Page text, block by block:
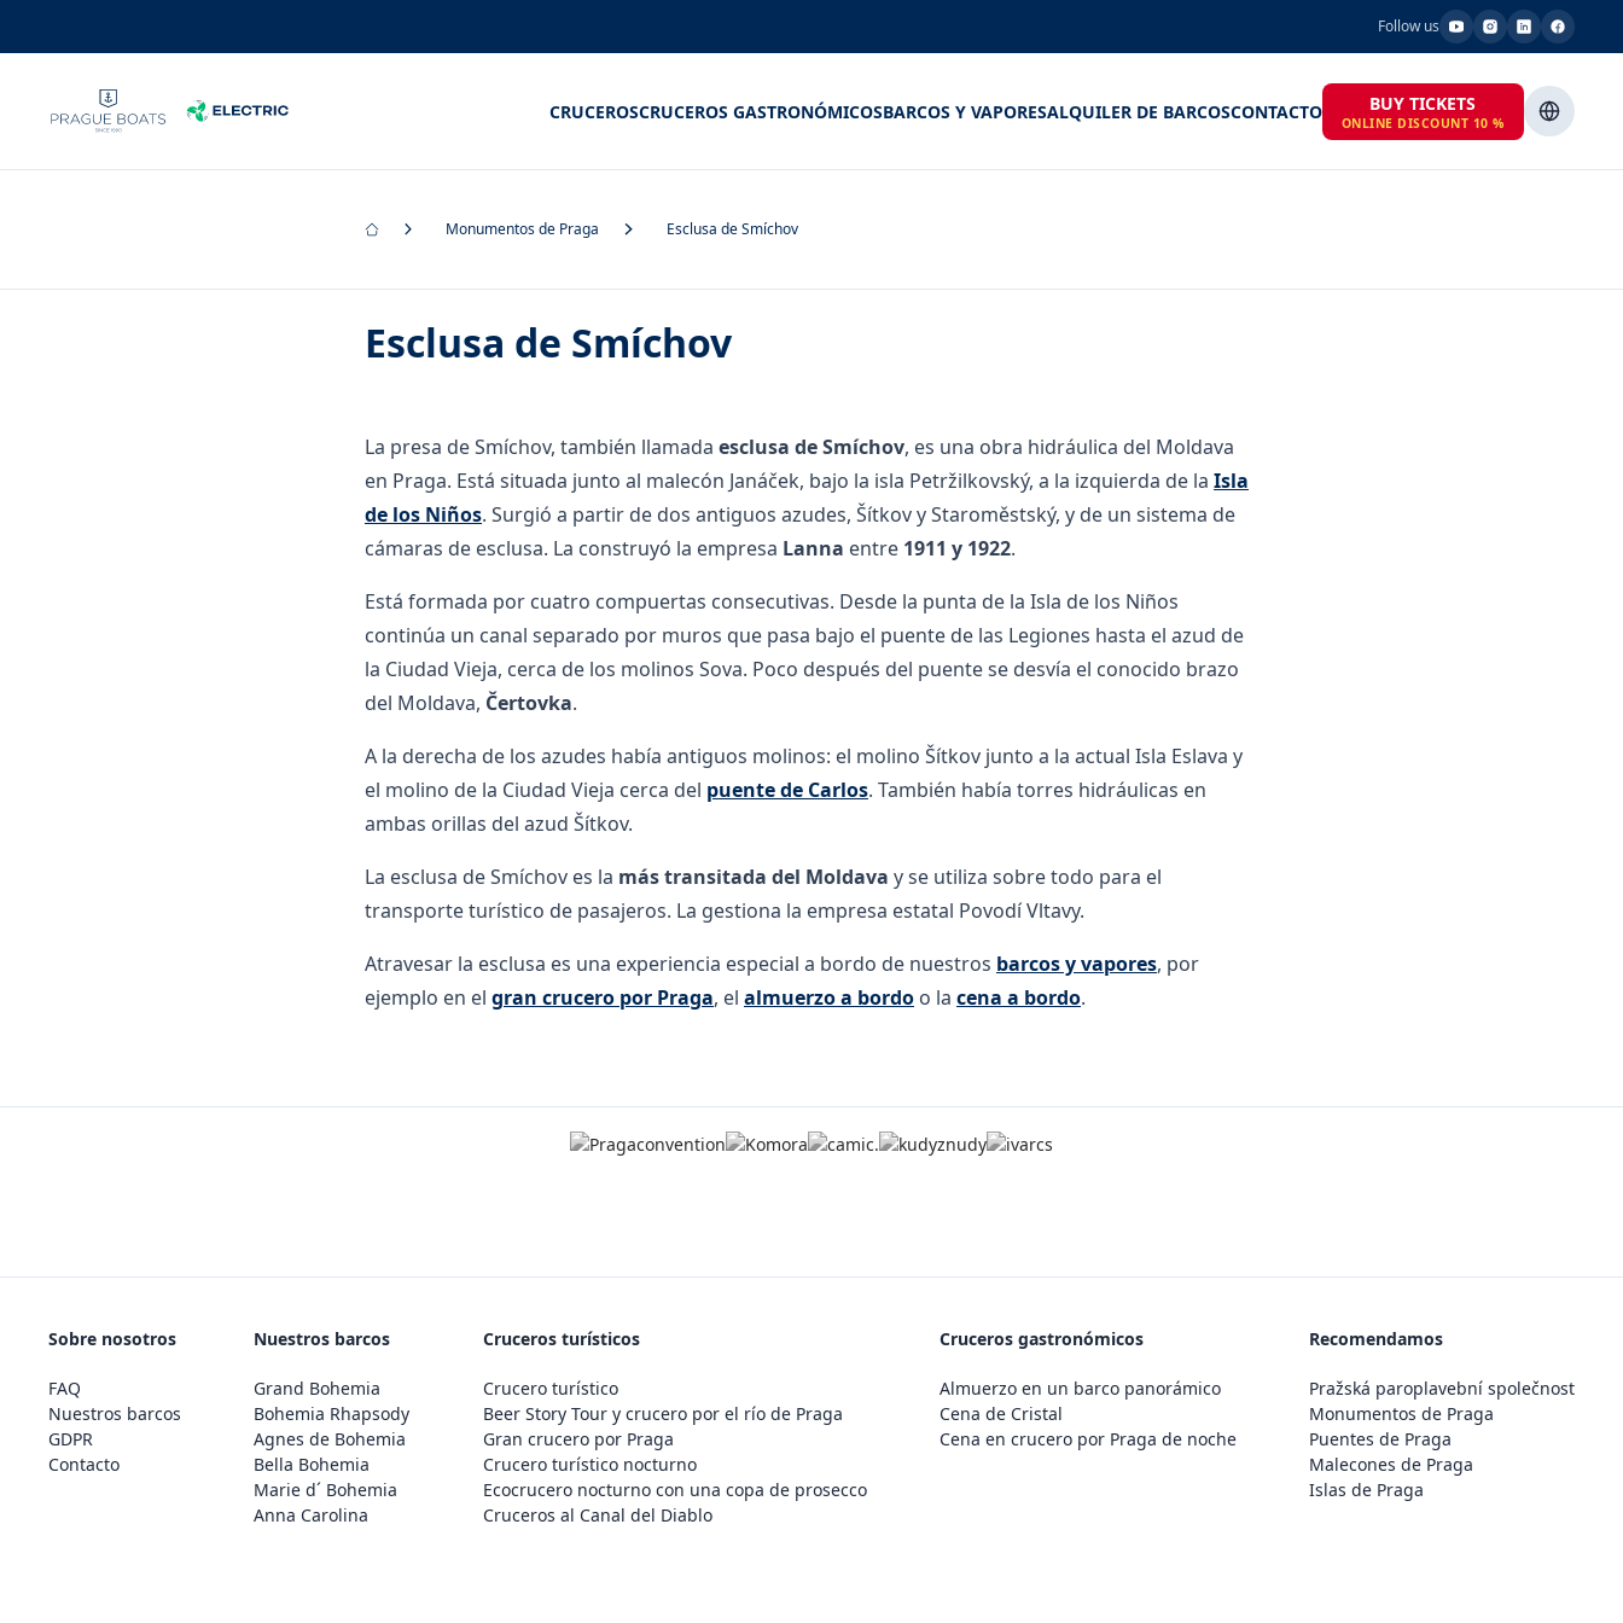
Follow us
CRUCEROSCRUCEROS GASTRONÓMICOSBARCOS Y VAPORESALQUILER DE BARCOSCONTACTO BUY TICKETS
ONLINE DISCOUNT 10 %
Monumentos de Praga Esclusa de Smíchov
Esclusa de Smíchov
La presa de Smíchov, también llamada esclusa de Smíchov, es una obra hidráulica del Moldava
en Praga. Está situada junto al malecón Janáček, bajo la isla Petržilkovský, a la izquierda de la Isla
de los Niños. Surgió a partir de dos antiguos azudes, Šítkov y Staroměstský, y de un sistema de
cámaras de esclusa. La construyó la empresa Lanna entre 1911 y 1922.
Está formada por cuatro compuertas consecutivas. Desde la punta de la Isla de los Niños
continúa un canal separado por muros que pasa bajo el puente de las Legiones hasta el azud de
la Ciudad Vieja, cerca de los molinos Sova. Poco después del puente se desvía el conocido brazo
del Moldava, Čertovka.
A la derecha de los azudes había antiguos molinos: el molino Šítkov junto a la actual Isla Eslava y
el molino de la Ciudad Vieja cerca del puente de Carlos. También había torres hidráulicas en
ambas orillas del azud Šítkov.
La esclusa de Smíchov es la más transitada del Moldava y se utiliza sobre todo para el
transporte turístico de pasajeros. La gestiona la empresa estatal Povodí Vltavy.
Atravesar la esclusa es una experiencia especial a bordo de nuestros barcos y vapores, por
ejemplo en el gran crucero por Praga, el almuerzo a bordo o la cena a bordo.
Sobre nosotros
FAQ
Nuestros barcos
GDPR
Contacto
Nuestros barcos
Grand Bohemia
Bohemia Rhapsody
Agnes de Bohemia
Bella Bohemia
Marie d´ Bohemia
Anna Carolina
Cruceros turísticos
Crucero turístico
Beer Story Tour y crucero por el río de Praga
Gran crucero por Praga
Crucero turístico nocturno
Ecocrucero nocturno con una copa de prosecco
Cruceros al Canal del Diablo
Cruceros gastronómicos
Almuerzo en un barco panorámico
Cena de Cristal
Cena en crucero por Praga de noche
Recomendamos
Pražská paroplavební společnost
Monumentos de Praga
Puentes de Praga
Malecones de Praga
Islas de Praga